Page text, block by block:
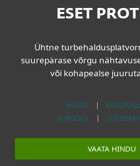
ESET
Ühtne
suurepärase võrgu
või kohapealse
HÜVED
KONSOOL
VAATA HINDU